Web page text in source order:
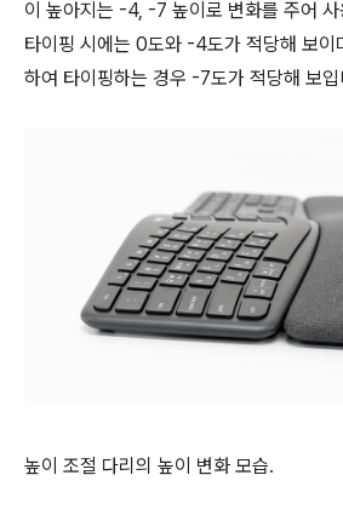
이 높아지는 -4, -7 높이로 변화를 주어 사
타이핑 시에는 0도와 -4도가 적당해 보이
하여 타이핑하는 경우 -7도가 적당해 보입
높이 조절 다리의 높이 변화 모습.